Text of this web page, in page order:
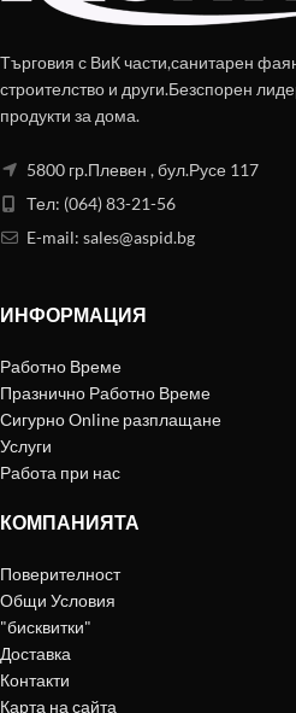
Търговия с ВиК части,санитарен
строителство и други.Безспорен
продукти за дома.
5800 гр.Плевен , бул.Русе 117
Тел: (064) 83-21-56
E-mail: sales@aspid.bg
ИНФОРМАЦИЯ
Работно Време
Празнично Работно Време
Сигурно Online разплащане
Услуги
Работа при нас
КОМПАНИЯТА
Поверителност
Общи Условия
"бисквитки"
Доставка
Контакти
Карта на сайта